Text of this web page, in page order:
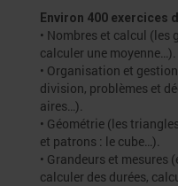
Environ 400 exercices
• Nombres et calcul (les
calculer une moyenne…).
• Organisation et
division, problèmes et
aires…).
• Géométrie (les
et patrons : le cube…).
• Grandeurs et mesures
calculer des durées,